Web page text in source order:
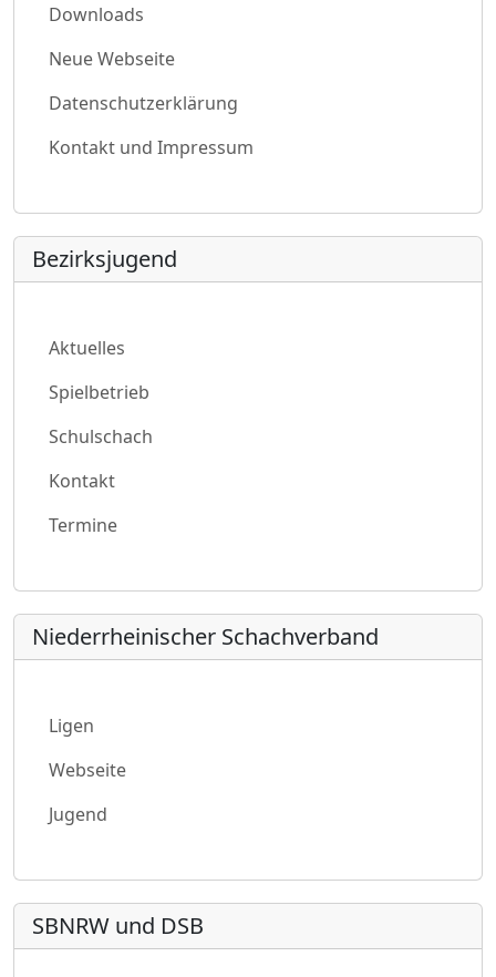
Downloads
Neue Webseite
Datenschutzerklärung
Kontakt und Impressum
Bezirksjugend
Aktuelles
Spielbetrieb
Schulschach
Kontakt
Termine
Niederrheinischer Schachverband
Ligen
Webseite
Jugend
SBNRW und DSB